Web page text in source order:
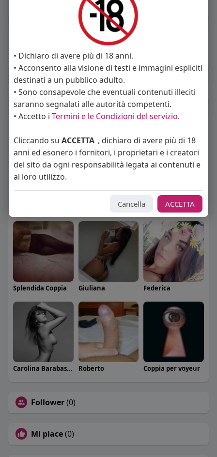
Sto cercando: uomini
Album (0)
Seguiti (10)
callmevittoria Elisa Esposito
Splendida Coppia Giuliana Federica
Carolina Barabaschi Roberto Coppia per voyeur
Follower(0)
Mi piace(0)
• Dichiaro di avere più di 18 anni.
• Acconsento alla visione di testi e immagini espliciti
destinati a un pubblico adulto.
• Sono consapevole che eventuali contenuti illeciti
saranno segnalati alle autorità competenti.
• Accetto i Termini e le Condizioni del servizio.
Cliccando su ACCETTA , dichiaro di avere più di 18
anni ed esonero i fornitori, i proprietari e i creatori
del sito da ogni responsabilità legata ai contenuti e
al loro utilizzo.
Cancella ACCETTA